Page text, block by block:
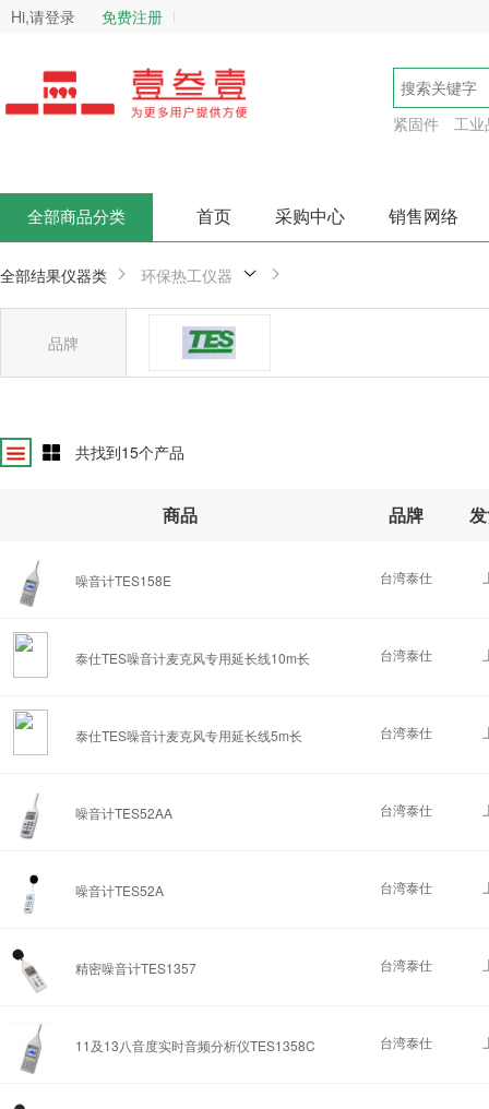
Hi,请登录 免费注册
紧固件 工业
全部商品分类 首页 采购中心 销售网络
全部结果仪器类 环保热工仪器
品牌
台湾泰仕
共找到15个产品
商品 品牌
噪音计TES158E 台湾泰仕
泰仕TES噪音计麦克风专用延长线10m长 台湾泰仕
泰仕TES噪音计麦克风专用延长线5m长 台湾泰仕
噪音计TES52AA 台湾泰仕
噪音计TES52A 台湾泰仕
精密噪音计TES1357 台湾泰仕
11及13八音度实时音频分析仪TES1358C 台湾泰仕